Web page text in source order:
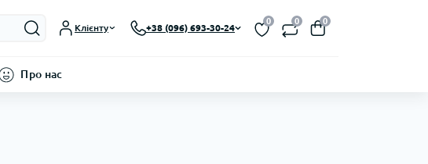
Клієнту +38 (096) 693-30-24
0 0 0
Про нас